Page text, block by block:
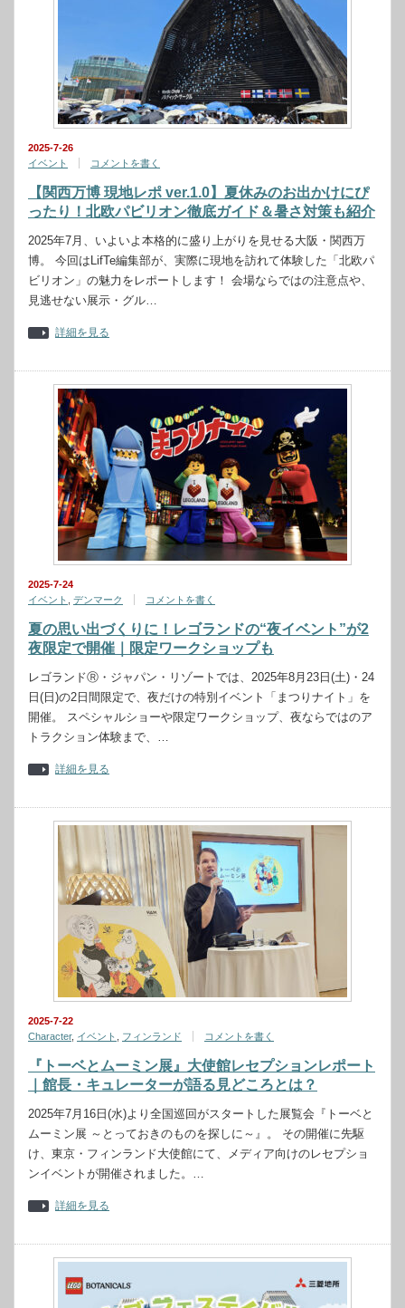
2025-7-26
イベント
コメントを書く
【関西万博 現地レポ ver.1.0】夏休みのお出かけにぴ
ったり！北欧パビリオン徹底ガイド＆暑さ対策も紹介
2025年7月、いよいよ本格的に盛り上がりを見せる大阪・関西万
博。 今回はLifTe編集部が、実際に現地を訪れて体験した「北欧パ
ビリオン」の魅力をレポートします！ 会場ならではの注意点や、
見逃せない展示・グル…
詳細を見る
2025-7-24
イベント
デンマーク コメントを書く
夏の思い出づくりに！レゴランドの“夜イベント”が2
夜限定で開催｜限定ワークショップも
レゴランドⓇ・ジャパン・リゾートでは、2025年8月23日(土)・24
日(日)の2日間限定で、夜だけの特別イベント「まつりナイト」を
開催。 スペシャルショーや限定ワークショップ、夜ならではのア
トラクション体験まで、…
詳細を見る
2025-7-22
Character, イベント フィンランド コメントを書く
『トーベとムーミン展』大使館レセプションレポート
｜館長・キュレーターが語る見どころとは？
2025年7月16日(水)より全国巡回がスタートした展覧会『トーベと
ムーミン展 ～とっておきのものを探しに～』。 その開催に先駆
け、東京・フィンランド大使館にて、メディア向けのレセプショ
ンイベントが開催されました。…
詳細を見る